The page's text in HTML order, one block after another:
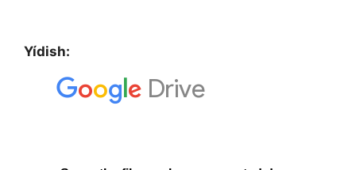
Yídish: